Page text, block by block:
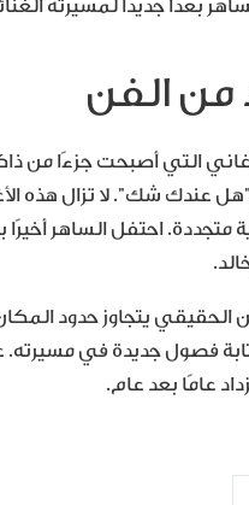
جديدًا لمسيرته
من الفن
التي أصبحت جزءًا من
عندك شك”. لا تزال هذه
احتفل الساهر أخيرًا
يتجاوز حدود المكان
كتابة فصول جديدة في
عامًا بعد عام.